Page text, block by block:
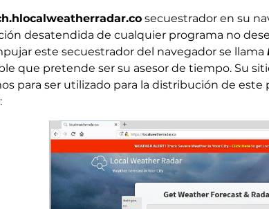
secuestrador en su
desatendida de cualquier programa no
este secuestrador del navegador se llama
que pretende ser su asesor de tiempo. Su
para ser utilizado para la distribución de